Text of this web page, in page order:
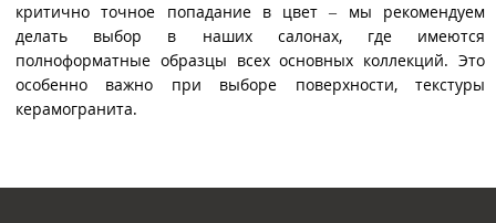
критично точное попадание в цвет – мы рекомендуем
делать выбор в наших салонах, где имеются
полноформатные образцы всех основных коллекций. Это
особенно важно при выборе поверхности, текстуры
керамогранита.